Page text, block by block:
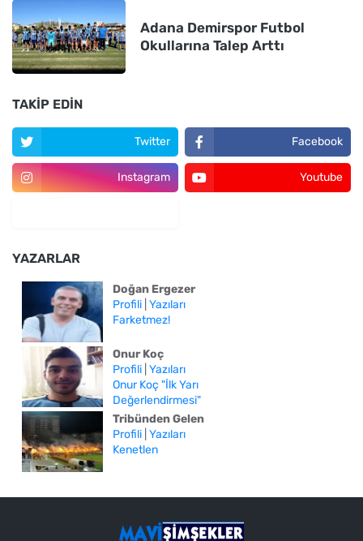
Adana Demirspor Futbol
Okullarına Talep Arttı
TAKIP EDIN
Twitter Facebook
Instagram Youtube
YAZARLAR
Doğan Ergezer
Profili Yazıları
Farketmez!
Onur Koç
Profili Yazıları
Onur Koç "İlk Yarı
Değerlendirmesi"
Tribünden Gelen
Profili Yazıları
Kenetlen